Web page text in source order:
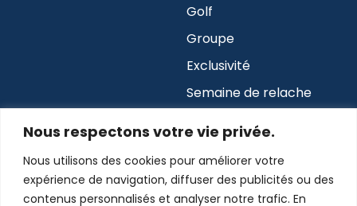
Nous respectons votre vie privée.
Nous utilisons des cookies pour améliorer votre
expérience de navigation, diffuser des publicités ou des
contenus personnalisés et analyser notre trafic. En
Golf
Groupe
Exclusivité
Semaine de relache
Abonnez-vous à notre infolettre
Envoyer